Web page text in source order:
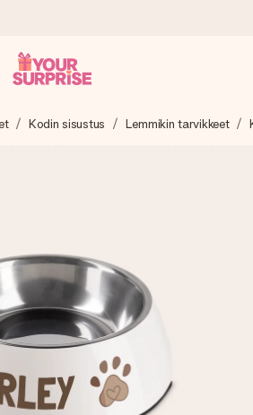
ja lähetämme sen hetkessä,
Asiakkaiden arvosana on 4,8 Google
lahja valmistuu ja lähtee matkaan
sanoa “yllätys!”
Kodin sisustus Lemmikin tarvikkeet